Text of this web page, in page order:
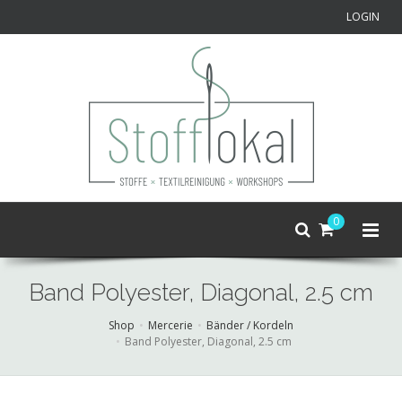
LOGIN
0
Band Polyester, Diagonal, 2.5 cm
Shop Mercerie
Bänder / Kordeln
Band Polyester, Diagonal, 2.5 cm